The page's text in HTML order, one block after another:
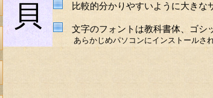
貝
比較的分かりやすいように大きな
文字のフォントは教科書体、ゴシ
あらかじめパソコンにインストールさ